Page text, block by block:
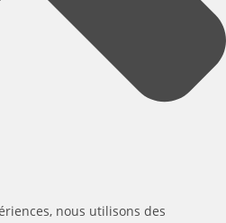
nous utilisons des